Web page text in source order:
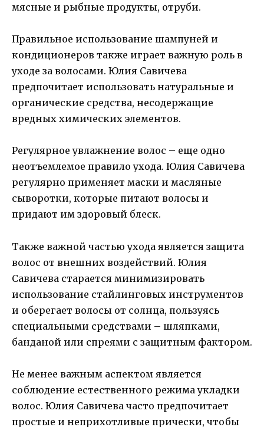
мясные и рыбные продукты, отруби.
Правильное использование шампуней и
кондиционеров также играет важную роль в
уходе за волосами. Юлия Савичева
предпочитает использовать натуральные и
органические средства, несодержащие
вредных химических элементов.
Регулярное увлажнение волос – еще одно
неотъемлемое правило ухода. Юлия Савичева
регулярно применяет маски и масляные
сыворотки, которые питают волосы и
придают им здоровый блеск.
Также важной частью ухода является защита
волос от внешних воздействий. Юлия
Савичева старается минимизировать
использование стайлинговых инструментов
и оберегает волосы от солнца, пользуясь
специальными средствами – шляпками,
банданой или спреями с защитным фактором.
Не менее важным аспектом является
соблюдение естественного режима укладки
волос. Юлия Савичева часто предпочитает
простые и неприхотливые прически, чтобы